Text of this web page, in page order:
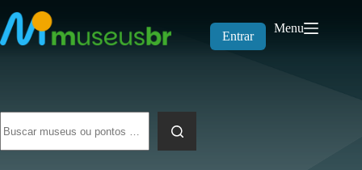
para
o
conteúdo
Entrar
Menu
resultados